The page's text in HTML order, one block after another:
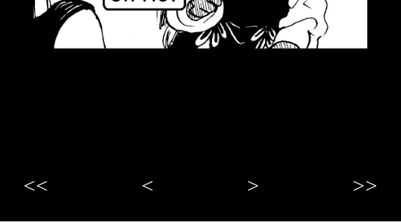
<< < > >>